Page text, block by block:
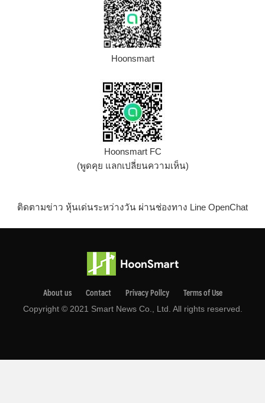
Hoonsmart
Hoonsmart FC
(พูดคุย แลกเปลี่ยนความเห็น)
ติดตามข่าว หุ้นเด่นระหว่างวัน ผ่านช่องทาง Line OpenChat
About us Contact Privacy Pollcy Terms of Use
Copyright © 2021 Smart News Co., Ltd. All rights reserved.